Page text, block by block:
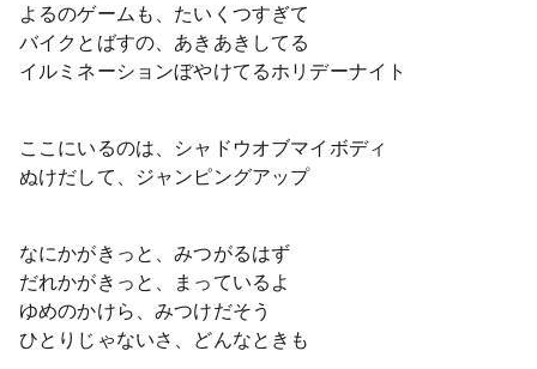
よるのゲームも、たいくつすぎて
バイクとばすの、あきあきしてる
イルミネーションぼやけてるホリデーナイト
ここにいるのは、シャドウオブマイボディ
ぬけだして、ジャンピングアップ
なにかがきっと、みつがるはず
だれかがきっと、まっているよ
ゆめのかけら、みつけだそう
ひとりじゃないさ、どんなときも